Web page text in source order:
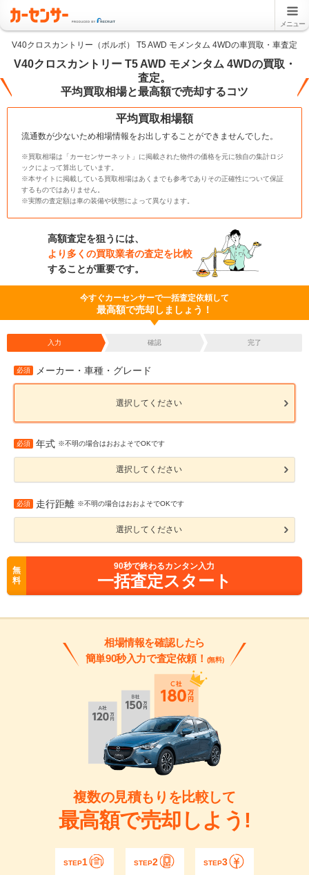
メニュー
V40クロスカントリー（ボルボ） T5 AWD モメンタム 4WDの車買取・車査定
V40クロスカントリー T5 AWD モメンタム 4WDの買取・
査定。
平均買取相場と最高額で売却するコツ
平均買取相場額
流通数が少ないため相場情報をお出しすることができませんでした。
※買取相場は「カーセンサーネット」に掲載された物件の価格を元に独自の集計ロジ
ックによって算出しています。
※本サイトに掲載している買取相場はあくまでも参考でありその正確性について保証
するものではありません。
※実際の査定額は車の装備や状態によって異なります。
高額査定を狙うには、
より多くの買取業者の査定を比較
することが重要です。
今すぐカーセンサーで一括査定依頼して
最高額で売却しましょう！
入力 確認 完了
必須 メーカー・車種・グレード
選択してください
必須 年式 ※不明の場合はおおよそでOKです
選択してください
必須 走行距離 ※不明の場合はおおよそでOKです
選択してください
無
料
90秒で終わるカンタン入力
一括査定スタート
相場情報を確認したら
簡単90秒入力で査定依頼！ (無料)
複数の見積もりを比較して
最高額で売却しよう!
STEP1 STEP2 STEP3